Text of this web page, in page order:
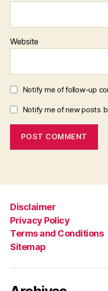
Website
Notify me of follow-up
Notify me of new posts
Disclaimer
Privacy Policy
Terms and Conditions
Sitemap